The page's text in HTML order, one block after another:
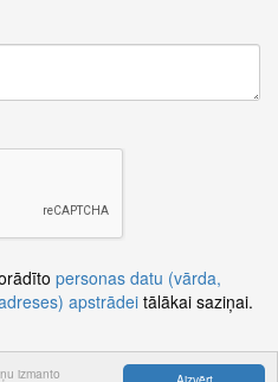
izmanto
personas datu (vārda,
apstrādei tālākai saziņai.